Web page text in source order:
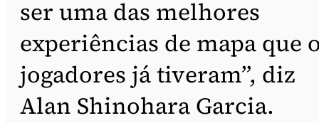
ser uma das melhores
experiências de mapa que
jogadores já tiveram”, diz
Alan Shinohara Garcia.